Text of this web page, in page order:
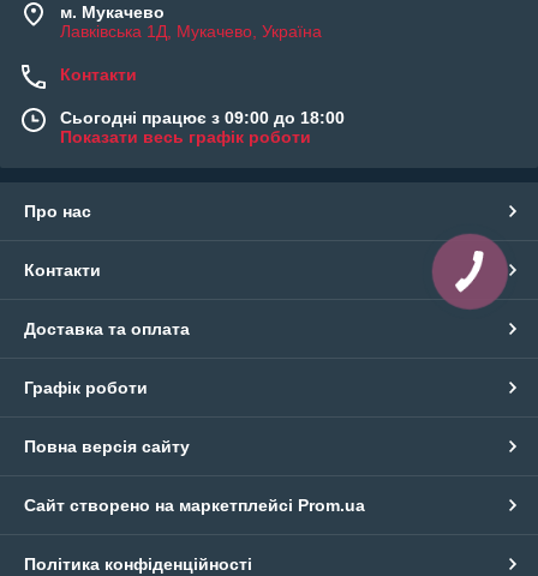
м. Мукачево
Лавківська 1Д, Мукачево, Україна
Контакти
Сьогодні працює з 09:00 до 18:00
Показати весь графік роботи
Про нас
Контакти
Доставка та оплата
Графік роботи
Повна версія сайту
Сайт створено на маркетплейсі Prom.ua
Політика конфіденційності